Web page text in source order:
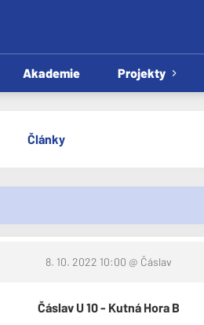
Akademie Projekty
Články
8. 10. 2022 10:00 @ Čáslav
Čáslav U 10 - Kutná Hora B